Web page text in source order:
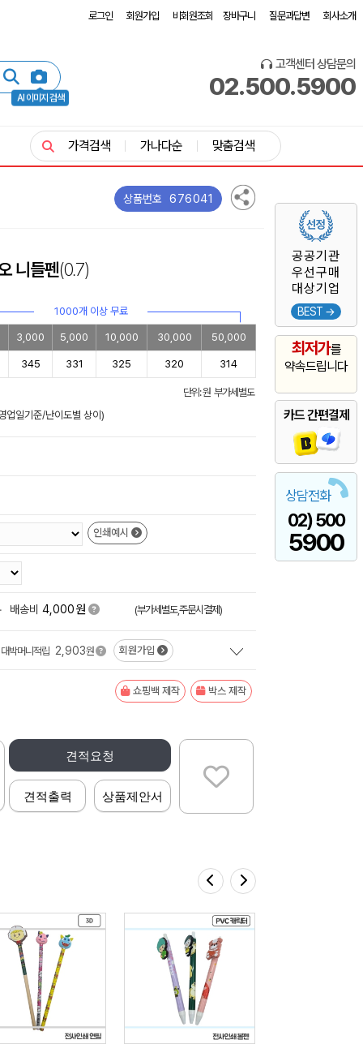
로그인 회원가입 비회원조회 장바구니 질문과답변 회사소개
AI 이미지 검색
고객센터 상담문의
02.500.5900
공공기관
우선구매
대상기업
BEST →
최저가를
약속드립니다
카드 간편결제
상담전화
02) 500
5900
가격검색 가나다순 맞춤검색
상품번호 676041
니들펜(0.7)
1000개 이상 무료
3,000 5,000 10,000 30,000 50,000
345 331 325 320 314
단위: 원 부가세별도
업일기준/난이도별 상이)
인쇄예시
배송비 4,000원 (부가세별도,주문시결제)
대박머니적립 2,903원 회원가입
쇼핑백 제작 박스 제작
견적요청
견적출력 상품제안서